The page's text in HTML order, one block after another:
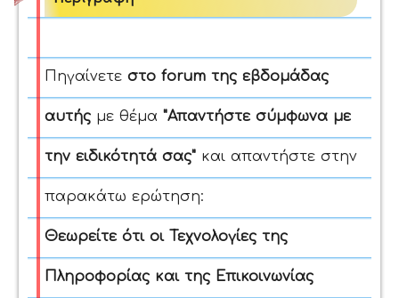
Πηγαίνετε στο forum της εβδομάδας
αυτής με θέμα "Απαντήστε σύμφωνα με
την ειδικότητά σας" και απαντήστε στην
παρακάτω ερώτηση:
Θεωρείτε ότι οι Τεχνολογίες της
Πληροφορίας και της Επικοινωνίας